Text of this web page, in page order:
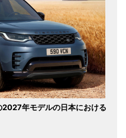
年モデルの日本における